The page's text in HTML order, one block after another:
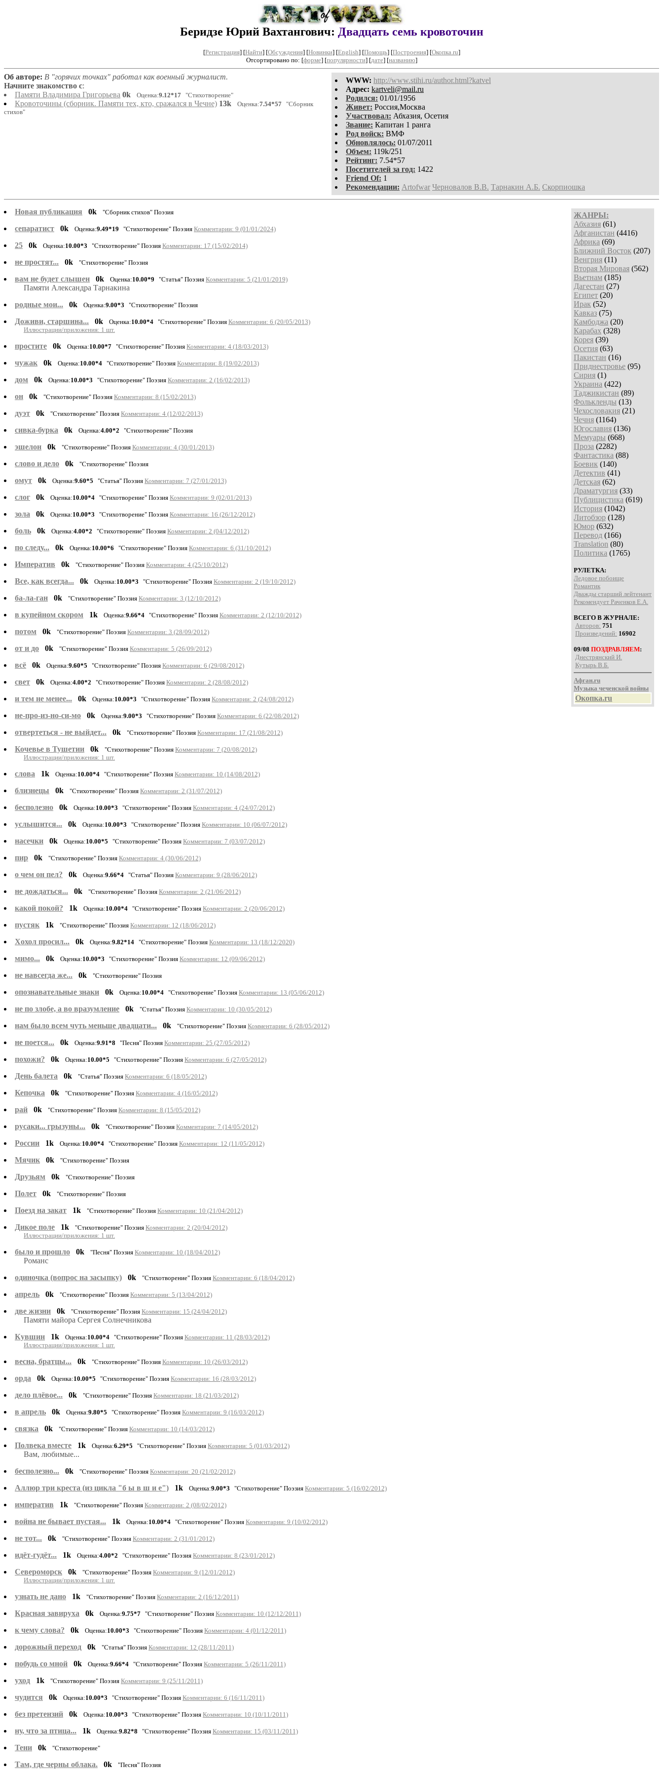
Беридзе Юрий Вахтангович: Двадцать семь кровоточин
[Регистрация] [Найти] [Обсуждения] [Новинки] [English] [Помощь] [Построения] [Окопка.ru]
Отсортировано по: [форме] [популярности] [дате] [названию]
WWW: http://www.stihi.ru/author.html?katvel
Aдpeс: kartveli@mail.ru
Родился: 01/01/1956
Живет: Россия,Москва
Участвовал: Абхазия, Осетия
Звание: Капитан 1 ранга
Род войск: ВМФ
Обновлялось: 01/07/2011
Объем: 119k/251
Рейтинг: 7.54*57
Посетителей за год: 1422
Friend Of: 1
Рекомендации: Artofwar Черновалов В.В. Тарнакин А.Б. Скорпиошка
Об авторе: В "горячих точках" работал как военный журналист.
Начните знакомство с:
Памяти Владимира Григорьева 0k Оценка:9.12*17 "Стихотворение"
Кровоточины (сборник. Памяти тех, кто, сражался в Чечне) 13k Оценка:7.54*57 "Сборник
стихов"
ЖАНРЫ:
Абхазия (61)
Афганистан (4416)
Африка (69)
Ближний Восток (207)
Венгрия (11)
Вторая Мировая (562)
Вьетнам (185)
Дагестан (27)
Египет (20)
Ирак (52)
Кавказ (75)
Камбоджа (20)
Карабах (328)
Корея (39)
Осетия (63)
Пакистан (16)
Приднестровье (95)
Сирия (1)
Украина (422)
Таджикистан (89)
Фолькленды (13)
Чехословакия (21)
Чечня (1164)
Югославия (136)
Мемуары (668)
Проза (2282)
Фантастика (88)
Боевик (140)
Детектив (41)
Детская (62)
Драматургия (33)
Публицистика (619)
История (1042)
Литобзор (128)
Юмор (632)
Перевод (166)
Translation (80)
Политика (1765)
РУЛЕТКА:
Ледовое побоище
Романтик
Дважды старший лейтенант
Рекомендует Раченков Е.А.
ВСЕГО В ЖУРНАЛЕ:
Авторов: 751
Произведений: 16902
09/08 ПОЗДРАВЛЯЕМ:
Днестрянский И.
Кутырь В.Б.
Афган.ru
Музыка чеченской войны
Окопка.ru
Новая публикация 0k "Сборник стихов" Поэзия
сепаратист 0k Оценка:9.49*19 "Стихотворение" Поэзия Комментарии: 9 (01/01/2024)
25 0k Оценка:10.00*3 "Стихотворение" Поэзия Комментарии: 17 (15/02/2014)
не простят... 0k "Стихотворение" Поэзия
вам не будет слышен 0k Оценка:10.00*9 "Статья" Поэзия Комментарии: 5 (21/01/2019)
Памяти Александра Тарнакина
родные мои...
0k Оценка:9.00*3 "Стихотворение" Поэзия
Доживи, старшина... 0k Оценка:10.00*4 "Стихотворение" Поэзия Комментарии: 6 (20/05/2013)
Иллюстрации/приложения: 1 шт.
простите 0k Оценка:10.00*7 "Стихотворение" Поэзия Комментарии: 4 (18/03/2013)
чужак 0k Оценка:10.00*4 "Стихотворение" Поэзия Комментарии: 8 (19/02/2013)
дом 0k Оценка:10.00*3 "Стихотворение" Поэзия Комментарии: 2 (16/02/2013)
он 0k "Стихотворение" Поэзия Комментарии: 8 (15/02/2013)
дуэт 0k "Стихотворение" Поэзия Комментарии: 4 (12/02/2013)
сивка-бурка 0k Оценка:4.00*2 "Стихотворение" Поэзия
эшелон 0k "Стихотворение" Поэзия Комментарии: 4 (30/01/2013)
слово и дело 0k "Стихотворение" Поэзия
омут 0k Оценка:9.60*5 "Статья" Поэзия Комментарии: 7 (27/01/2013)
слог 0k Оценка:10.00*4 "Стихотворение" Поэзия Комментарии: 9 (02/01/2013)
зола 0k Оценка:10.00*3 "Стихотворение" Поэзия Комментарии: 16 (26/12/2012)
боль 0k Оценка:4.00*2 "Стихотворение" Поэзия Комментарии: 2 (04/12/2012)
по следу... 0k Оценка:10.00*6 "Стихотворение" Поэзия Комментарии: 6 (31/10/2012)
Императив 0k "Стихотворение" Поэзия Комментарии: 4 (25/10/2012)
Все, как всегда... 0k Оценка:10.00*3 "Стихотворение" Поэзия Комментарии: 2 (19/10/2012)
ба-ла-ган 0k "Стихотворение" Поэзия Комментарии: 3 (12/10/2012)
в купейном скором 1k Оценка:9.66*4 "Стихотворение" Поэзия Комментарии: 2 (12/10/2012)
потом 0k "Стихотворение" Поэзия Комментарии: 3 (28/09/2012)
от и до 0k "Стихотворение" Поэзия Комментарии: 5 (26/09/2012)
всё 0k Оценка:9.60*5 "Стихотворение" Поэзия Комментарии: 6 (29/08/2012)
свет 0k Оценка:4.00*2 "Стихотворение" Поэзия Комментарии: 2 (28/08/2012)
и тем не менее... 0k Оценка:10.00*3 "Стихотворение" Поэзия Комментарии: 2 (24/08/2012)
не-про-из-но-си-мо 0k Оценка:9.00*3 "Стихотворение" Поэзия Комментарии: 6 (22/08/2012)
отвертеться - не выйдет... 0k "Стихотворение" Поэзия Комментарии: 17 (21/08/2012)
Кочевье в Тушетии 0k "Стихотворение" Поэзия Комментарии: 7 (20/08/2012)
Иллюстрации/приложения: 1 шт.
слова 1k Оценка:10.00*4 "Стихотворение" Поэзия Комментарии: 10 (14/08/2012)
близнецы 0k "Стихотворение" Поэзия Комментарии: 2 (31/07/2012)
бесполезно 0k Оценка:10.00*3 "Стихотворение" Поэзия Комментарии: 4 (24/07/2012)
услышится... 0k Оценка:10.00*3 "Стихотворение" Поэзия Комментарии: 10 (06/07/2012)
насечки 0k Оценка:10.00*5 "Стихотворение" Поэзия Комментарии: 7 (03/07/2012)
пир 0k "Стихотворение" Поэзия Комментарии: 4 (30/06/2012)
о чем он пел? 0k Оценка:9.66*4 "Статья" Поэзия Комментарии: 9 (28/06/2012)
не дождаться... 0k "Стихотворение" Поэзия Комментарии: 2 (21/06/2012)
какой покой? 1k Оценка:10.00*4 "Стихотворение" Поэзия Комментарии: 2 (20/06/2012)
пустяк 1k "Стихотворение" Поэзия Комментарии: 12 (18/06/2012)
Хохол просил... 0k Оценка:9.82*14 "Стихотворение" Поэзия Комментарии: 13 (18/12/2020)
мимо... 0k Оценка:10.00*3 "Стихотворение" Поэзия Комментарии: 12 (09/06/2012)
не навсегда же... 0k "Стихотворение" Поэзия
опознавательные знаки 0k Оценка:10.00*4 "Стихотворение" Поэзия Комментарии: 13 (05/06/2012)
не по злобе, а во вразумление 0k "Статья" Поэзия Комментарии: 10 (30/05/2012)
нам было всем чуть меньше двадцати... 0k "Стихотворение" Поэзия Комментарии: 6 (28/05/2012)
не поется... 0k Оценка:9.91*8 "Песня" Поэзия Комментарии: 25 (27/05/2012)
похожи? 0k Оценка:10.00*5 "Стихотворение" Поэзия Комментарии: 6 (27/05/2012)
День балета 0k "Статья" Поэзия Комментарии: 6 (18/05/2012)
Кепочка 0k "Стихотворение" Поэзия Комментарии: 4 (16/05/2012)
рай 0k "Стихотворение" Поэзия Комментарии: 8 (15/05/2012)
русаки... грызуны... 0k "Стихотворение" Поэзия Комментарии: 7 (14/05/2012)
России 1k Оценка:10.00*4 "Стихотворение" Поэзия Комментарии: 12 (11/05/2012)
Мячик 0k "Стихотворение" Поэзия
Друзьям 0k "Стихотворение" Поэзия
Полет 0k "Стихотворение" Поэзия
Поезд на закат 1k "Стихотворение" Поэзия Комментарии: 10 (21/04/2012)
Дикое поле 1k "Стихотворение" Поэзия Комментарии: 2 (20/04/2012)
Иллюстрации/приложения: 1 шт.
было и прошло 0k "Песня" Поэзия Комментарии: 10 (18/04/2012)
Романс
одиночка (вопрос на засыпку)
0k "Стихотворение" Поэзия Комментарии: 6 (18/04/2012)
апрель 0k "Стихотворение" Поэзия Комментарии: 5 (13/04/2012)
две жизни 0k "Стихотворение" Поэзия Комментарии: 15 (24/04/2012)
Памяти майора Сергея Солнечникова
Кувшин
1k Оценка:10.00*4 "Стихотворение" Поэзия Комментарии: 11 (28/03/2012)
Иллюстрации/приложения: 1 шт.
весна, братцы... 0k "Стихотворение" Поэзия Комментарии: 10 (26/03/2012)
орда 0k Оценка:10.00*5 "Стихотворение" Поэзия Комментарии: 16 (28/03/2012)
дело плёвое... 0k "Стихотворение" Поэзия Комментарии: 18 (21/03/2012)
в апрель 0k Оценка:9.80*5 "Стихотворение" Поэзия Комментарии: 9 (16/03/2012)
связка 0k "Стихотворение" Поэзия Комментарии: 10 (14/03/2012)
Полвека вместе 1k Оценка:6.29*5 "Стихотворение" Поэзия Комментарии: 5 (01/03/2012)
Вам, любимые...
бесполезно...
0k "Стихотворение" Поэзия Комментарии: 20 (21/02/2012)
Аллюр три креста (из цикла "б ы в ш и е") 1k Оценка:9.00*3 "Стихотворение" Поэзия Комментарии: 5 (16/02/2012)
императив 1k "Стихотворение" Поэзия Комментарии: 2 (08/02/2012)
война не бывает пустая... 1k Оценка:10.00*4 "Стихотворение" Поэзия Комментарии: 9 (10/02/2012)
не тот... 0k "Стихотворение" Поэзия Комментарии: 2 (31/01/2012)
идёт-гудёт... 1k Оценка:4.00*2 "Стихотворение" Поэзия Комментарии: 8 (23/01/2012)
Североморск 0k "Стихотворение" Поэзия Комментарии: 9 (12/01/2012)
Иллюстрации/приложения: 1 шт.
узнать не дано 1k "Стихотворение" Поэзия Комментарии: 2 (16/12/2011)
Красная завируха 0k Оценка:9.75*7 "Стихотворение" Поэзия Комментарии: 10 (12/12/2011)
к чему слова? 0k Оценка:10.00*3 "Стихотворение" Поэзия Комментарии: 4 (01/12/2011)
дорожный переход 0k "Статья" Поэзия Комментарии: 12 (28/11/2011)
побудь со мной 0k Оценка:9.66*4 "Стихотворение" Поэзия Комментарии: 5 (26/11/2011)
уход 1k "Стихотворение" Поэзия Комментарии: 9 (25/11/2011)
чудится 0k Оценка:10.00*3 "Стихотворение" Поэзия Комментарии: 6 (16/11/2011)
без претензий 0k Оценка:10.00*3 "Стихотворение" Поэзия Комментарии: 10 (10/11/2011)
ну, что за птица... 1k Оценка:9.82*8 "Стихотворение" Поэзия Комментарии: 15 (03/11/2011)
Тени 0k "Стихотворение"
Там, где черны облака. 0k "Песня" Поэзия